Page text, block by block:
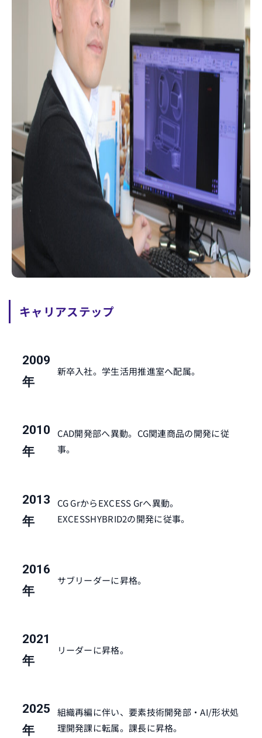
キャリアステップ
2009
年
新卒入社。学生活用推進室へ配属。
2010
年
CAD開発部へ異動。CG関連商品の開発に従
事。
2013
年
CG GrからEXCESS Grへ異動。
EXCESSHYBRID2の開発に従事。
2016
年
サブリーダーに昇格。
2021
年
リーダーに昇格。
2025
年
組織再編に伴い、要素技術開発部・AI/形状処
理開発課に転属。課長に昇格。